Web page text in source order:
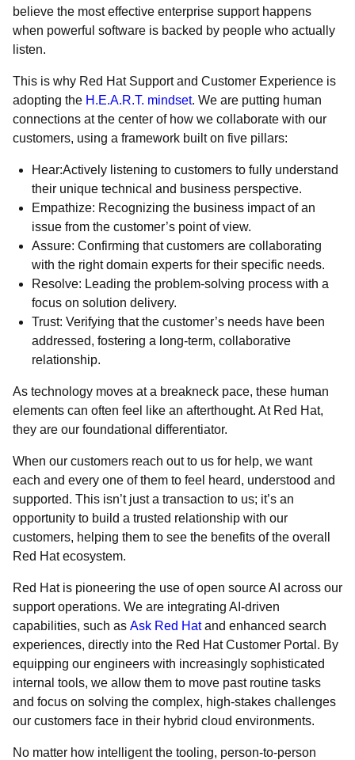
believe the most effective enterprise support happens
when powerful software is backed by people who actually
listen.
This is why Red Hat Support and Customer Experience is
adopting the H.E.A.R.T. mindset. We are putting human
connections at the center of how we collaborate with our
customers, using a framework built on five pillars:
Hear:Actively listening to customers to fully understand
their unique technical and business perspective.
Empathize: Recognizing the business impact of an
issue from the customer’s point of view.
Assure: Confirming that customers are collaborating
with the right domain experts for their specific needs.
Resolve: Leading the problem-solving process with a
focus on solution delivery.
Trust: Verifying that the customer’s needs have been
addressed, fostering a long-term, collaborative
relationship.
As technology moves at a breakneck pace, these human
elements can often feel like an afterthought. At Red Hat,
they are our foundational differentiator.
When our customers reach out to us for help, we want
each and every one of them to feel heard, understood and
supported. This isn’t just a transaction to us; it’s an
opportunity to build a trusted relationship with our
customers, helping them to see the benefits of the overall
Red Hat ecosystem.
Red Hat is pioneering the use of open source AI across our
support operations. We are integrating AI-driven
capabilities, such as Ask Red Hatand enhanced search
experiences, directly into the Red Hat Customer Portal. By
equipping our engineers with increasingly sophisticated
internal tools, we allow them to move past routine tasks
and focus on solving the complex, high-stakes challenges
our customers face in their hybrid cloud environments.
No matter how intelligent the tooling, person-to-person